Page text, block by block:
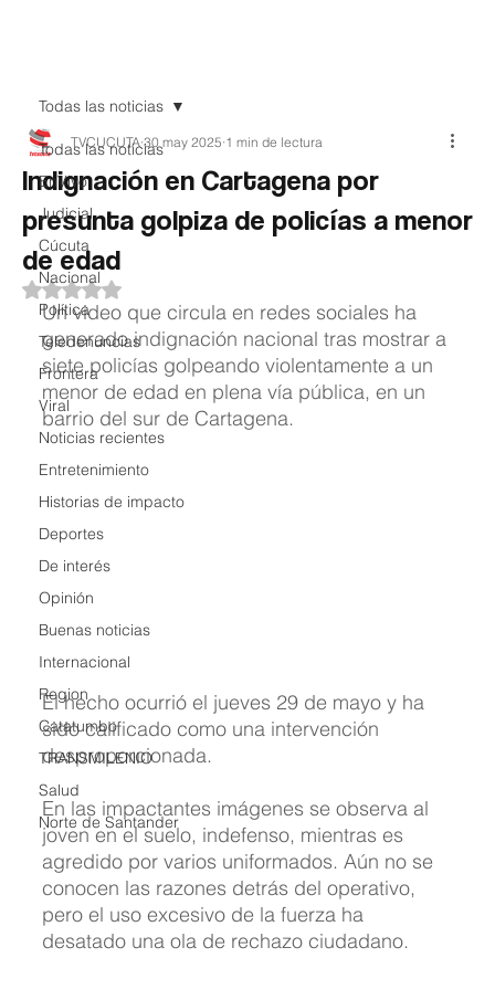
Todas las noticias
EnVivo
Judicial
Cúcuta
Nacional
Política
Teledenuncias
Frontera
Viral
Noticias recientes
Entretenimiento
Historias de impacto
Deportes
De interés
Opinión
Buenas noticias
Internacional
Region
Catatumbo
TRANSMILENIO
Salud
Norte de Santander
Todas las noticias
Indignación en Cartagena por
presunta golpiza de policías a menor
de edad
TVCUCUTA 30 may 2025 1 min de lectura
Obtuvo NaN de 5 estrellas.
Un video que circula en redes sociales ha
generado indignación nacional tras mostrar a
siete policías golpeando violentamente a un
menor de edad en plena vía pública, en un
barrio del sur de Cartagena.
El hecho ocurrió el jueves 29 de mayo y ha
sido calificado como una intervención
desproporcionada.
En las impactantes imágenes se observa al
joven en el suelo, indefenso, mientras es
agredido por varios uniformados. Aún no se
conocen las razones detrás del operativo,
pero el uso excesivo de la fuerza ha
desatado una ola de rechazo ciudadano.